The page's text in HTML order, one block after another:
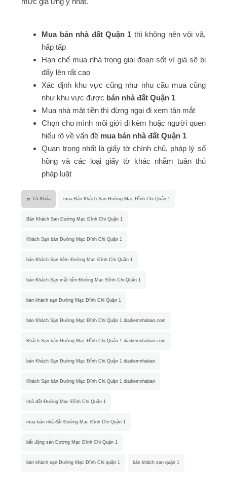
Mua bán nhà đất Quận 1 thì không nên vội vã,
hấp tấp
Hạn chế mua nhà trong giai đoạn sốt vì giá sẽ bị
đẩy lên rất cao
Xác định khu vực cũng như nhu cầu mua cũng
như khu vực được bán nhà đất Quận 1
Mua nhà mặt tiền thì đừng ngại đi xem tận mắt
Chọn cho mình môi giới đi kèm hoặc người quen
hiểu rõ về vấn đề mua bán nhà đất Quận 1
Quan trọng nhất là giấy tờ chính chủ, pháp lý sổ
hồng và các loại giấy tờ khác nhằm tuân thủ
pháp luật
Từ Khóa mua Bán Khách Sạn Đường Mạc Đĩnh Chi Quận 1
Bán Khách Sạn Đường Mạc Đĩnh Chi Quận 1
Khách Sạn bán Đường Mạc Đĩnh Chi Quận 1
bán Khách Sạn hẻm Đường Mạc Đĩnh Chi Quận 1
bán Khách Sạn mặt tiền Đường Mạc Đĩnh Chi Quận 1
bán khách sạn Đường Mạc Đĩnh Chi Quận 1
bán Khách Sạn Đường Mạc Đĩnh Chi Quận 1 diadiemnhaban.com
Khách Sạn bán Đường Mạc Đĩnh Chi Quận 1 diadiemnhaban.com
bán Khách Sạn Đường Mạc Đĩnh Chi Quận 1 diadiemnhaban
Khách Sạn bán Đường Mạc Đĩnh Chi Quận 1 diadiemnhaban
nhà đất Đường Mạc Đĩnh Chi Quận 1
mua bán nhà đất Đường Mạc Đĩnh Chi Quận 1
bất động sản Đường Mạc Đĩnh Chi Quận 1
bán khách sạn Đường Mạc Đĩnh Chi quận 1 bán khách sạn quận 1